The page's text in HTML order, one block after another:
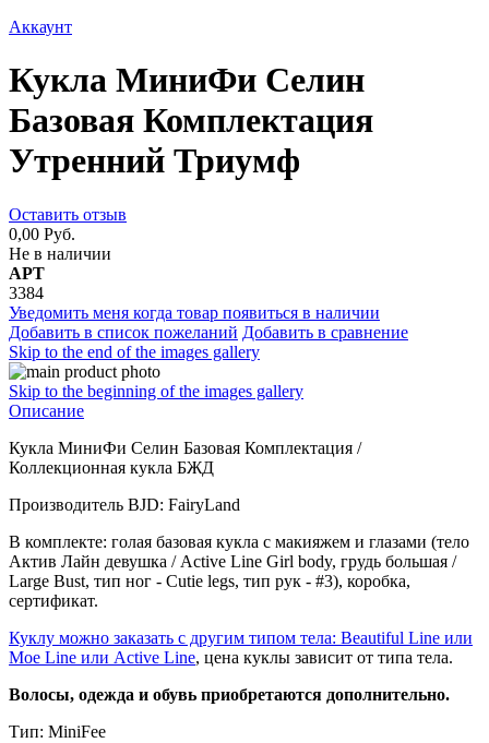
Аккаунт
Кукла МиниФи Селин
Базовая Комплектация
Утренний Триумф
Оставить отзыв
0,00 Руб.
Не в наличии
АРТ
3384
Уведомить меня когда товар появиться в наличии
Добавить в список пожеланий Добавить в сравнение
Skip to the end of the images gallery
Skip to the beginning of the images gallery
Описание
Кукла МиниФи Селин Базовая Комплектация /
Коллекционная кукла БЖД
Производитель BJD: FairyLand
В комплекте: голая базовая кукла с макияжем и глазами (тело
Актив Лайн девушка / Active Line Girl body, грудь большая /
Large Bust, тип ног - Cutie legs, тип рук - #3), коробка,
сертификат .
Куклу можно заказать с другим типом тела: Beautiful Line или
Moe Line или Active Line, цена куклы зависит от типа тела.
Волосы, одежда и обувь приобретаются дополнительно.
Тип: MiniFee